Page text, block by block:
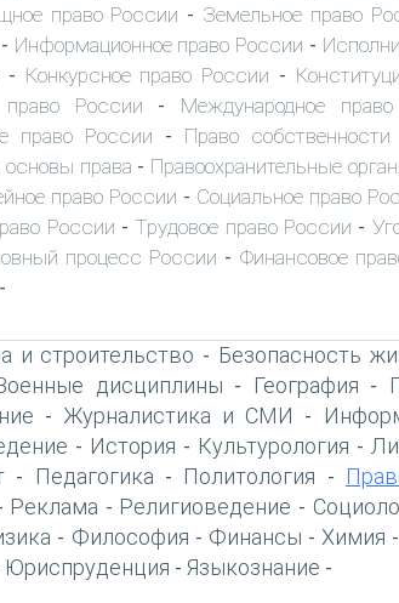
право России - Земельное право
- Информационное право России -
- Конкурсное право России -
России - Международное право
право России - Право
основы права - Правоохранительные
право России - Социальное право
России - Трудовое право России -
процесс России - Финансовое
-
и строительство - Безопасность
дисциплины - География -
- Журналистика и СМИ -
- История - Культурология -
- Педагогика - Политология -
Реклама - Религиоведение -
- Философия - Финансы - Химия -
Юриспруденция - Языкознание -